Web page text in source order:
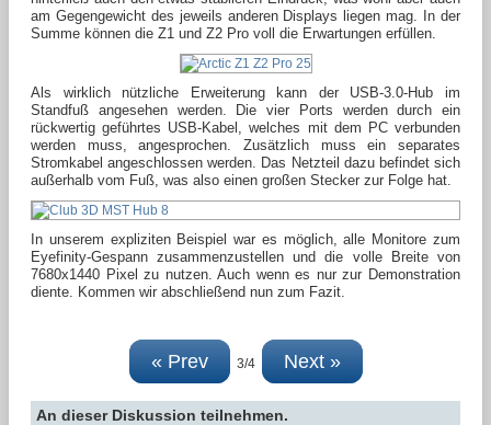
am Gegengewicht des jeweils anderen Displays liegen mag. In der
Summe können die Z1 und Z2 Pro voll die Erwartungen erfüllen.
Als wirklich nützliche Erweiterung kann der USB-3.0-Hub im
Standfuß angesehen werden. Die vier Ports werden durch ein
rückwertig geführtes USB-Kabel, welches mit dem PC verbunden
werden muss, angesprochen. Zusätzlich muss ein separates
Stromkabel angeschlossen werden. Das Netzteil dazu befindet sich
außerhalb vom Fuß, was also einen großen Stecker zur Folge hat.
In unserem expliziten Beispiel war es möglich, alle Monitore zum
Eyefinity-Gespann zusammenzustellen und die volle Breite von
7680x1440 Pixel zu nutzen. Auch wenn es nur zur Demonstration
diente. Kommen wir abschließend nun zum Fazit.
« Prev 3/4 Next »
An dieser Diskussion teilnehmen.